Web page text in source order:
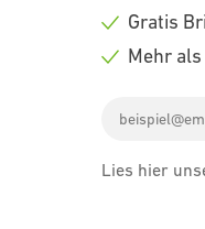
Check
Check
Gratis
Mehr
address
Lies hier